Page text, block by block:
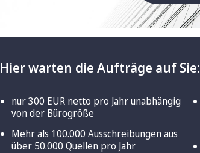
Hier warten die Aufträge auf Sie:
nur 300 EUR netto pro Jahr unabhängig
von der Bürogröße
Mehr als 100.000 Ausschreibungen aus
über 50.000 Quellen pro Jahr